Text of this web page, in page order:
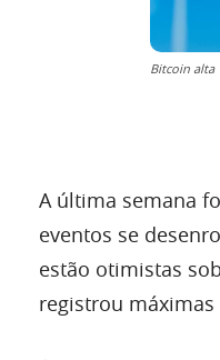
Bitcoin alta
A última semana
eventos se
estão otimistas
registrou máximas